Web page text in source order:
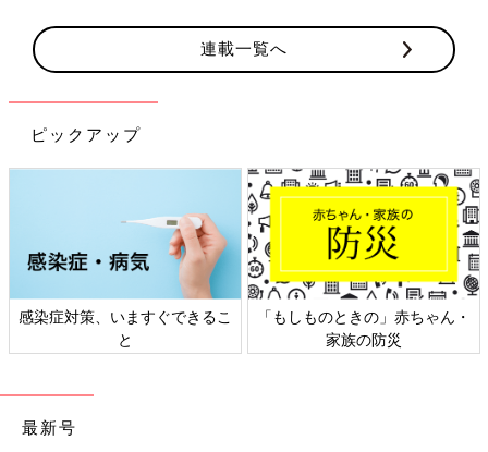
連載一覧へ
ピックアップ
日本外来小児科学会リーフレッ
ト検討会
六星占術 細木かおりさんの人生
相談
最新号